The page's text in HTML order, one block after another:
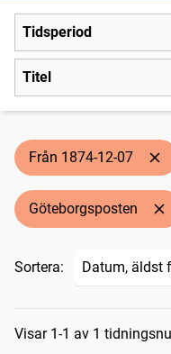
Tidsperiod
Titel
Från 1874-12-07
Göteborgsposten
Sortera:
Visar 1-1 av 1